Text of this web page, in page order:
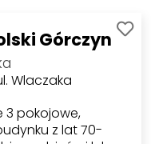
Górczyn
Wlaczaka
3 pokojowe,
z lat 70-